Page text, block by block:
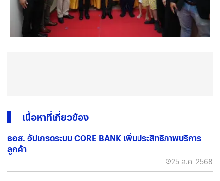
เนื้อหาที่เกี่ยวข้อง
ธอส. อัปเกรดระบบ CORE BANK เพิ่มประสิทธิภาพบริการ
ลูกค้า
25 ส.ค. 2568